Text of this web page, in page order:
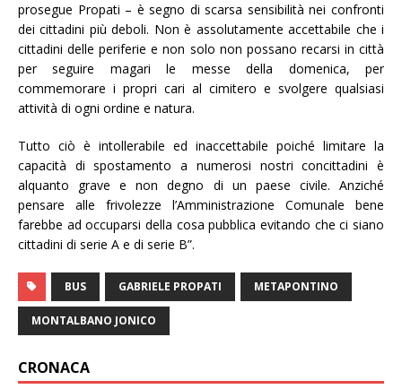
prosegue Propati – è segno di scarsa sensibilità nei confronti
dei cittadini più deboli. Non è assolutamente accettabile che i
cittadini delle periferie e non solo non possano recarsi in città
per seguire magari le messe della domenica, per
commemorare i propri cari al cimitero e svolgere qualsiasi
attività di ogni ordine e natura.
Tutto ciò è intollerabile ed inaccettabile poiché limitare la
capacità di spostamento a numerosi nostri concittadini è
alquanto grave e non degno di un paese civile. Anziché
pensare alle frivolezze l’Amministrazione Comunale bene
farebbe ad occuparsi della cosa pubblica evitando che ci siano
cittadini di serie A e di serie B”.
BUS GABRIELE PROPATI METAPONTINO
MONTALBANO JONICO
CRONACA